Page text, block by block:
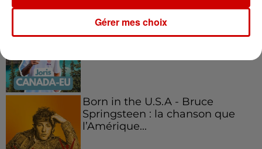
Aménager un school bus au
Canada et accueillir les bleus à
Born in the U.S.A - Bruce
Springsteen : la chanson que
l’Amérique...
Gérer mes choix